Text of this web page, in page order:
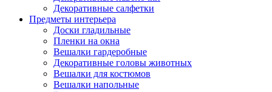
Декоративные салфетки
Предметы интерьера
Доски гладильные
Пленки на окна
Вешалки гардеробные
Декоративные головы животных
Вешалки для костюмов
Вешалки напольные